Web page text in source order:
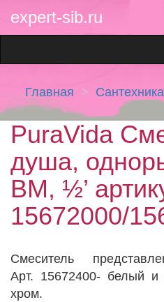
expert-sib.ru
Главная Сантехника
PuraVida
душа,
ВМ, ½’
15672000/
Cмеситель
Арт. 15672400- белый
хром.